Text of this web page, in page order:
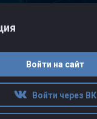
Войти на сайт
Войти через ВК